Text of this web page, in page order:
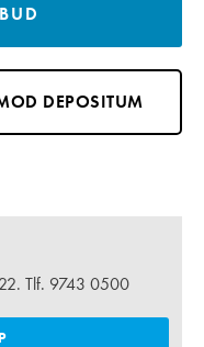
DEPOSITUM
Tlf. 9743 0500